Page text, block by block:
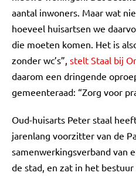
aantal inwoners. Maar wat
hoeveel huisartsen we
die moeten komen. Het is
zonder wc’s”, stelt Staal bij
daarom een dringende
gemeenteraad: “Zorg voor
Oud-huisarts Peter staal
jarenlang voorzitter van de
samenwerkingsverband van
de stad, en zat in het